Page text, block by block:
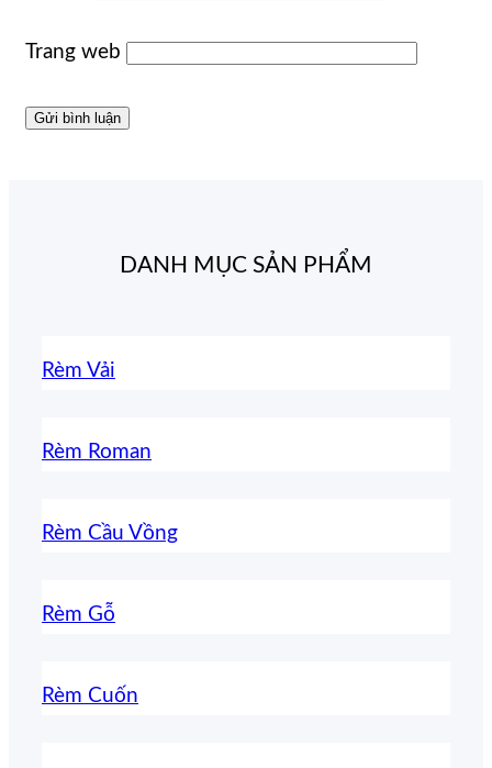
Trang web
DANH MỤC SẢN PHẨM
Rèm Vải
Rèm Roman
Rèm Cầu Vồng
Rèm Gỗ
Rèm Cuốn